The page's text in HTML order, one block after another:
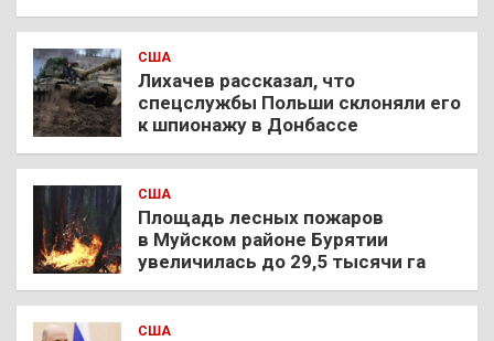
США
Лихачев рассказал, что
спецслужбы Польши склоняли его
к шпионажу в Донбассе
США
Площадь лесных пожаров
в Муйском районе Бурятии
увеличилась до 29,5 тысячи га
США